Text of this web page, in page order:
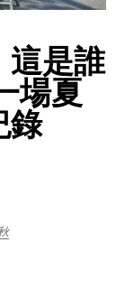
這是誰
場夏
錄